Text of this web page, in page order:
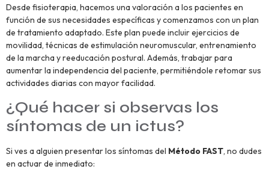
Desde fisioterapia, hacemos una valoración a los pacientes en
función de sus necesidades específicas y comenzamos con un plan
de tratamiento adaptado. Este plan puede incluir ejercicios de
movilidad, técnicas de estimulación neuromuscular, entrenamiento
de la marcha y reeducación postural. Además, trabajar para
aumentar la independencia del paciente, permitiéndole retomar sus
actividades diarias con mayor facilidad.
¿Qué hacer si observas los
síntomas de un ictus?
Si ves a alguien presentar los síntomas del Método FAST, no dudes
en actuar de inmediato: